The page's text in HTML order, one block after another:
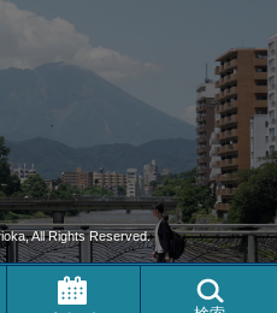
All Rights Reserved.